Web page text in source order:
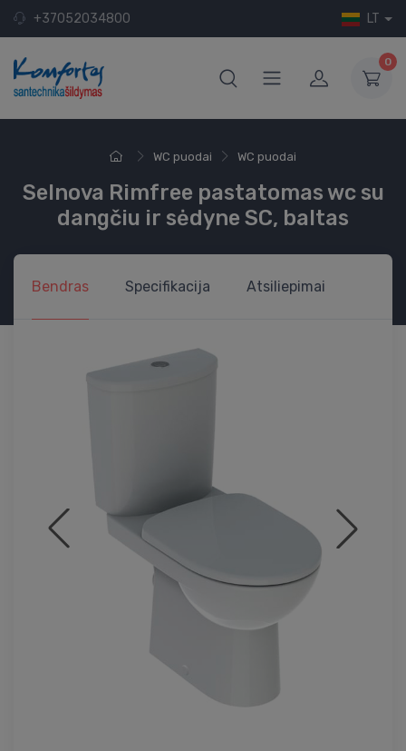
+37052034800 LT
0
WC puodai WC puodai
Selnova Rimfree pastatomas wc su
dangčiu ir sėdyne SC, baltas
Bendras Specifikacija Atsiliepimai